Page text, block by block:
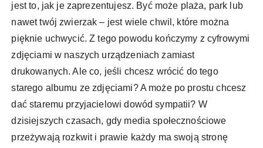
jest to, jak je zaprezentujesz. Być może plaża, park lub
nawet twój zwierzak – jest wiele chwil, które można
pięknie uchwycić. Z tego powodu kończymy z cyfrowymi
zdjęciami w naszych urządzeniach zamiast
drukowanych. Ale co, jeśli chcesz wrócić do tego
starego albumu ze zdjęciami? A może po prostu chcesz
dać staremu przyjacielowi dowód sympatii? W
dzisiejszych czasach, gdy media społecznościowe
przeżywają rozkwit i prawie każdy ma swoją stronę